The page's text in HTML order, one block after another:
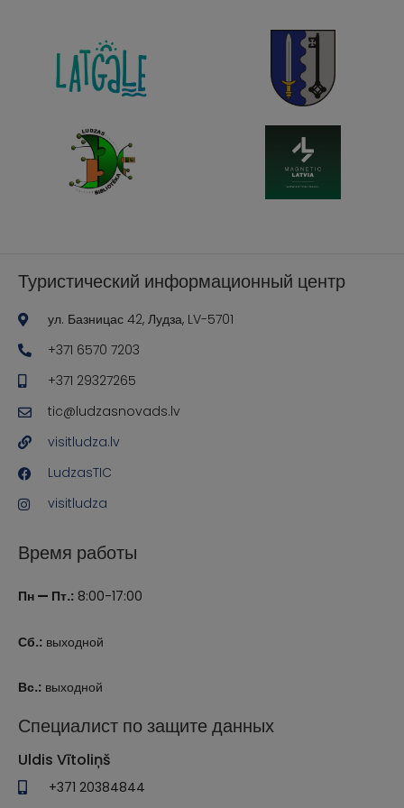
Туристический информационный центр
ул. Базницас 42, Лудза, LV-5701
+371 6570 7203
+371 29327265
tic@ludzasnovads.lv
visitludza.lv
LudzasTIC
visitludza
Время работы
Пн — Пт.: 8:00-17:00
Сб.: выходной
Вс.: выходной
Специалист по защите данных
Uldis Vītoliņš
+371 20384844